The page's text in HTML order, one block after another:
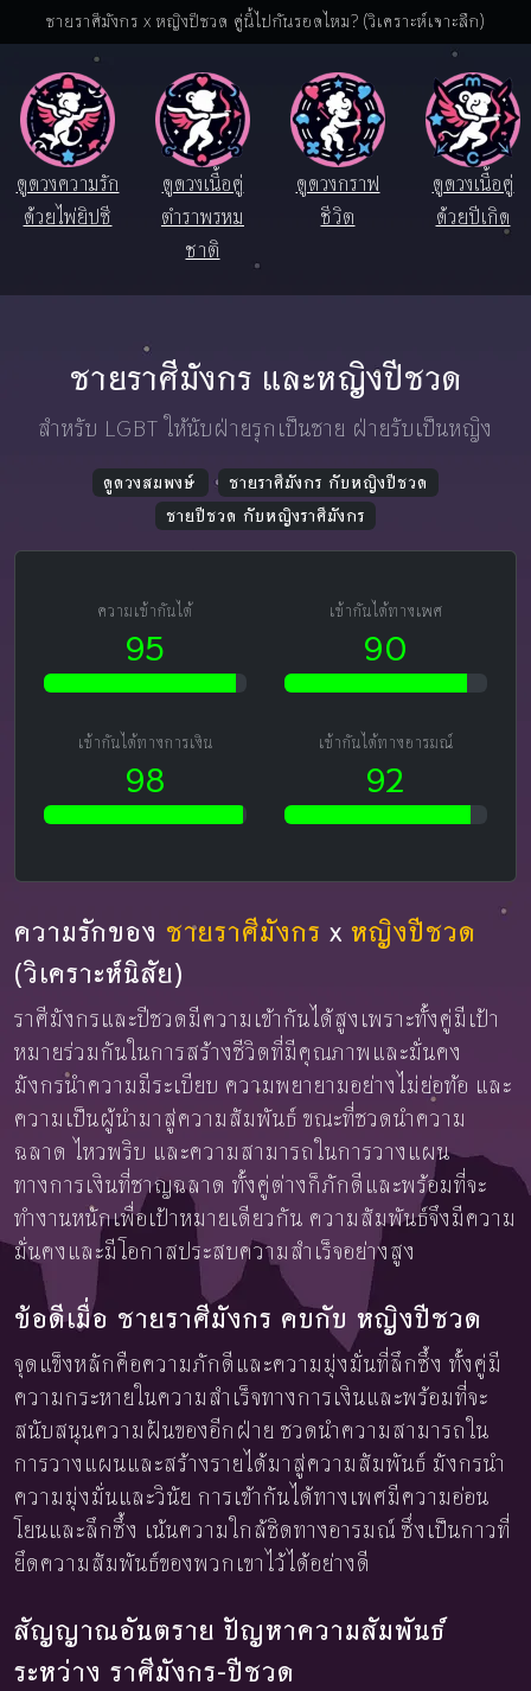
ชายราศีมังกร x หญิงปีชวด คู่นี้ไปกันรอดไหม? (วิเคราะห์เจาะลึก)
ดูดวงความรัก
ด้วยไพ่ยิปซี
ดูดวงเนื้อคู่
ตำราพรหม
ชาติ
ดูดวงกราฟ
ชีวิต
ดูดวงเนื้อคู่
ด้วยปีเกิด
ชายราศีมังกร และหญิงปีชวด
สำหรับ LGBT ให้นับฝ่ายรุกเป็นชาย ฝ่ายรับเป็นหญิง
ดูดวงสมพงษ์
ชายราศีมังกร กับหญิงปีชวด
ชายปีชวด กับหญิงราศีมังกร
ความเข้ากันได้
95
เข้ากันได้ทางเพศ
90
เข้ากันได้ทางการเงิน
98
เข้ากันได้ทางอารมณ์
92
ความรักของ ชายราศีมังกร x หญิงปีชวด
(วิเคราะห์นิสัย)
ราศีมังกรและปีชวดมีความเข้ากันได้สูงเพราะทั้งคู่มีเป้า
หมายร่วมกันในการสร้างชีวิตที่มีคุณภาพและมั่นคง
มังกรนำความมีระเบียบ ความพยายามอย่างไม่ย่อท้อ และ
ความเป็นผู้นำมาสู่ความสัมพันธ์ ขณะที่ชวดนำความ
ฉลาด ไหวพริบ และความสามารถในการวางแผน
ทางการเงินที่ชาญฉลาด ทั้งคู่ต่างก็ภักดีและพร้อมที่จะ
ทำงานหนักเพื่อเป้าหมายเดียวกัน ความสัมพันธ์จึงมีความ
มั่นคงและมีโอกาสประสบความสำเร็จอย่างสูง
ข้อดีเมื่อ ชายราศีมังกร คบกับ หญิงปีชวด
จุดแข็งหลักคือความภักดีและความมุ่งมั่นที่ลึกซึ้ง ทั้งคู่มี
ความกระหายในความสำเร็จทางการเงินและพร้อมที่จะ
สนับสนุนความฝันของอีกฝ่าย ชวดนำความสามารถใน
การวางแผนและสร้างรายได้มาสู่ความสัมพันธ์ มังกรนำ
ความมุ่งมั่นและวินัย การเข้ากันได้ทางเพศมีความอ่อน
โยนและลึกซึ้ง เน้นความใกล้ชิดทางอารมณ์ ซึ่งเป็นกาวที่
ยึดความสัมพันธ์ของพวกเขาไว้ได้อย่างดี
สัญญาณอันตราย ปัญหาความสัมพันธ์
ระหว่าง ราศีมังกร-ปีชวด